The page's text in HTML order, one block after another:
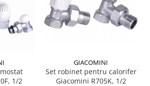
1/2
GIACOMINI
Set robinet pentru calorifer
Giacomini R705K, 1/2